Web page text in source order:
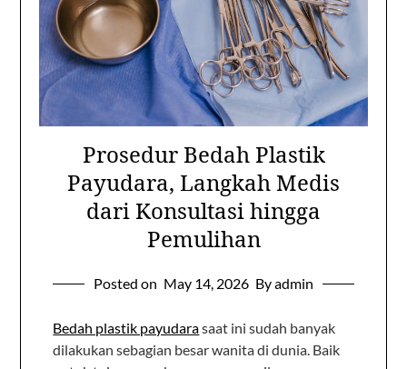
Prosedur Bedah Plastik
Payudara, Langkah Medis
dari Konsultasi hingga
Pemulihan
Posted on May 14, 2026 By admin
Bedah plastik payudarasaat ini sudah banyak
dilakukan sebagian besar wanita di dunia. Baik